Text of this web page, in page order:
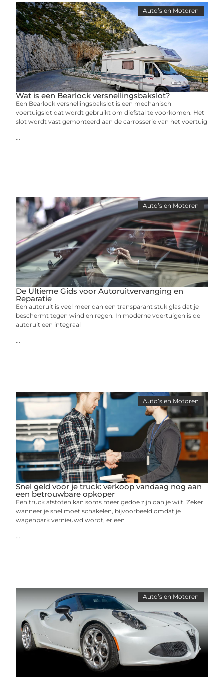
Auto’s en Motoren
Wat is een Bearlock versnellingsbakslot?
Een Bearlock versnellingsbakslot is een mechanisch
voertuigslot dat wordt gebruikt om diefstal te voorkomen. Het
slot wordt vast gemonteerd aan de carrosserie van het voertuig
...
Auto’s en Motoren
De Ultieme Gids voor Autoruitvervanging en
Reparatie
Een autoruit is veel meer dan een transparant stuk glas dat je
beschermt tegen wind en regen. In moderne voertuigen is de
autoruit een integraal
...
Auto’s en Motoren
Snel geld voor je truck: verkoop vandaag nog aan
een betrouwbare opkoper
Een truck afstoten kan soms meer gedoe zijn dan je wilt. Zeker
wanneer je snel moet schakelen, bijvoorbeeld omdat je
wagenpark vernieuwd wordt, er een
...
Auto’s en Motoren